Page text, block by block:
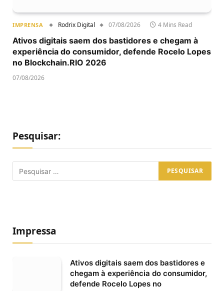
IMPRENSA Rodrix Digital 07/08/2026 4 Mins Read
Ativos digitais saem dos bastidores e chegam à
experiência do consumidor, defende Rocelo Lopes
no Blockchain.RIO 2026
07/08/2026
Pesquisar:
Impressa
Ativos digitais saem dos bastidores e
chegam à experiência do consumidor,
defende Rocelo Lopes no